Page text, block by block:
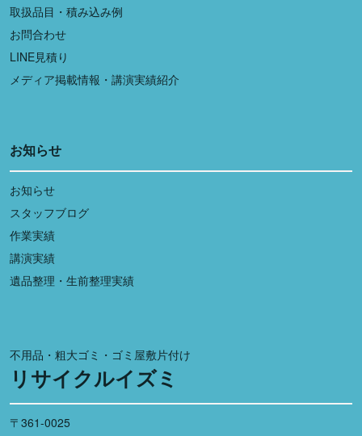
取扱品目・積み込み例
お問合わせ
LINE見積り
メディア掲載情報・講演実績紹介
お知らせ
お知らせ
スタッフブログ
作業実績
講演実績
遺品整理・生前整理実績
不用品・粗大ゴミ・ゴミ屋敷片付け
リサイクルイズミ
〒361-0025